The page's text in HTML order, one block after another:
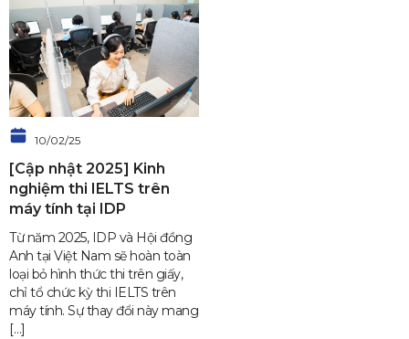
10/02/25
[Cập nhật 2025] Kinh
nghiệm thi IELTS trên
máy tính tại IDP
Từ năm 2025, IDP và Hội đồng
Anh tại Việt Nam sẽ hoàn toàn
loại bỏ hình thức thi trên giấy,
chỉ tổ chức kỳ thi IELTS trên
máy tính. Sự thay đổi này mang
[…]